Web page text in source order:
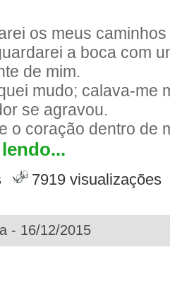
os meus
a boca com
de mim.
mudo; calava-me
se agravou.
o coração dentro de
7919 visualizações
- 16/12/2015